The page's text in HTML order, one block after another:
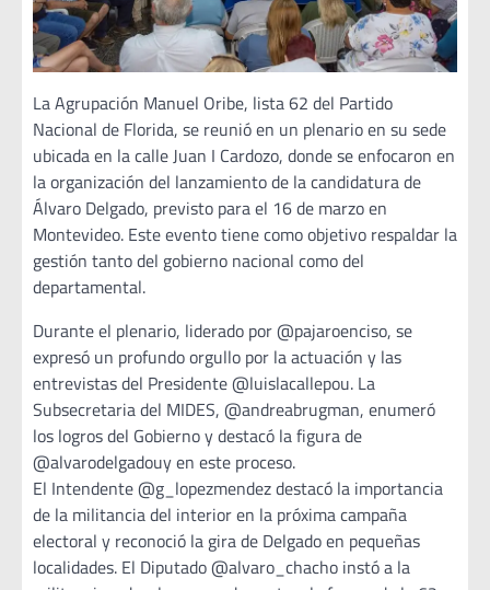
La Agrupación Manuel Oribe, lista 62 del Partido
Nacional de Florida, se reunió en un plenario en su sede
ubicada en la calle Juan I Cardozo, donde se enfocaron en
la organización del lanzamiento de la candidatura de
Álvaro Delgado, previsto para el 16 de marzo en
Montevideo. Este evento tiene como objetivo respaldar la
gestión tanto del gobierno nacional como del
departamental.
Durante el plenario, liderado por @pajaroenciso, se
expresó un profundo orgullo por la actuación y las
entrevistas del Presidente @luislacallepou. La
Subsecretaria del MIDES, @andreabrugman, enumeró
los logros del Gobierno y destacó la figura de
@alvarodelgadouy en este proceso.
El Intendente @g_lopezmendez destacó la importancia
de la militancia del interior en la próxima campaña
electoral y reconoció la gira de Delgado en pequeñas
localidades. El Diputado @alvaro_chacho instó a la